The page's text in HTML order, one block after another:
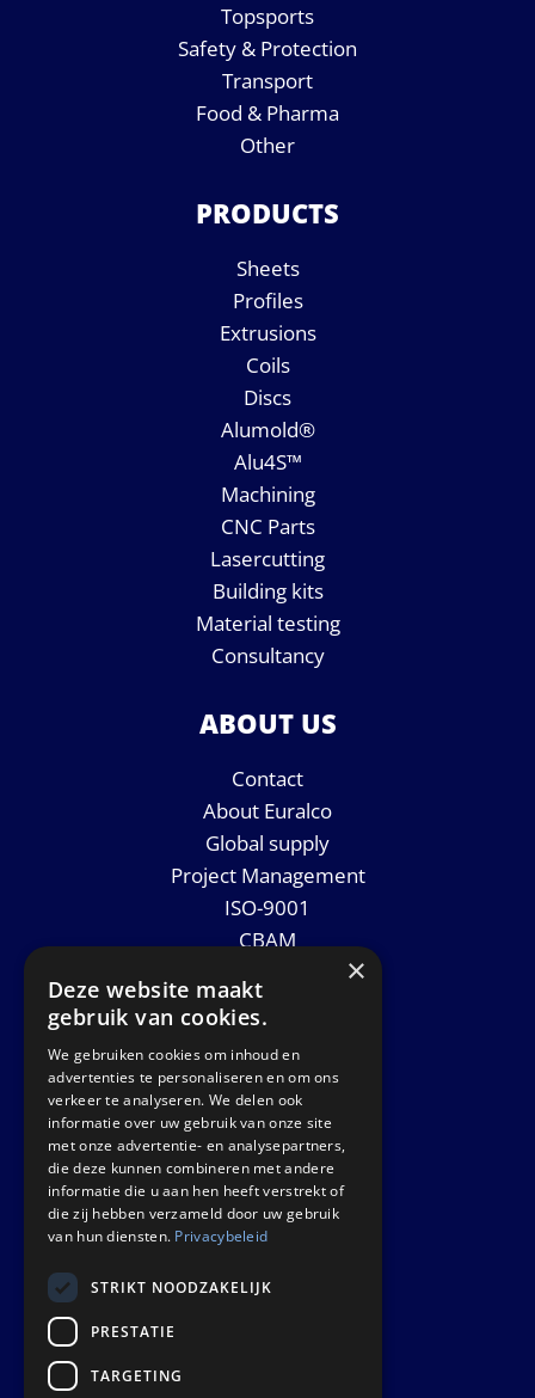
Topsports
Safety & Protection
Transport
Food & Pharma
Other
PRODUCTS
Sheets
Profiles
Extrusions
Coils
Discs
Alumold®
Alu4S™
Machining
CNC Parts
Lasercutting
Building kits
Material testing
Consultancy
ABOUT US
Contact
About Euralco
Global supply
Project Management
ISO-9001
CBAM
News
GET IN TOUCH
Euralco Europe B.V.
Zinkstraat 24 - E9451
4823 AD Breda
The Netherlands
×
Deze website maakt
gebruik van cookies.
We gebruiken cookies om inhoud en
advertenties te personaliseren en om ons
verkeer te analyseren. We delen ook
informatie over uw gebruik van onze site
met onze advertentie- en analysepartners,
die deze kunnen combineren met andere
informatie die u aan hen heeft verstrekt of
die zij hebben verzameld door uw gebruik
van hun diensten. Privacybeleid
STRIKT NOODZAKELIJK
PRESTATIE
TARGETING